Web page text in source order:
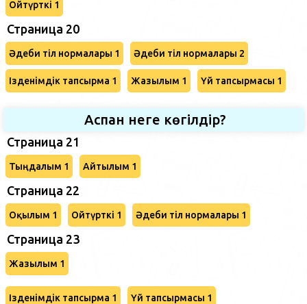
Ойтүрткі 1
Страница 20
Әдеби тіл нормалары 1 Әдеби тіл нормалары 2
Ізденімдік тапсырма 1 Жазылым 1 Үй тапсырмасы 1
Аспан неге көгілдір?
Страница 21
Тыңдалым 1 Айтылым 1
Страница 22
Оқылым 1 Ойтүрткі 1 Әдеби тіл нормалары 1
Страница 23
Жазылым 1
Ізденімдік тапсырма 1 Үй тапсырмасы 1